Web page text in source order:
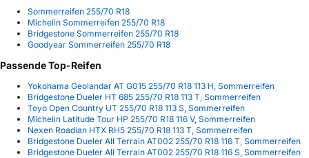
Sommerreifen 255/70 R18
Michelin Sommerreifen 255/70 R18
Bridgestone Sommerreifen 255/70 R18
Goodyear Sommerreifen 255/70 R18
Passende Top-Reifen
Yokohama Geolandar AT G015 255/70 R18 113 H, Sommerreifen
Bridgestone Dueler HT 685 255/70 R18 113 T, Sommerreifen
Toyo Open Country UT 255/70 R18 113 S, Sommerreifen
Michelin Latitude Tour HP 255/70 R18 116 V, Sommerreifen
Nexen Roadian HTX RH5 255/70 R18 113 T, Sommerreifen
Bridgestone Dueler All Terrain AT002 255/70 R18 116 T, Sommerreifen
Bridgestone Dueler All Terrain AT002 255/70 R18 116 S, Sommerreifen